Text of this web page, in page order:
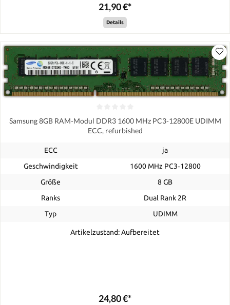
21,90 €*
Details
Samsung 8GB RAM-Modul DDR3 1600 MHz PC3-12800E UDIMM
ECC, refurbished
ECC
ja
Geschwindigkeit
1600 MHz PC3‑12800
Größe
8 GB
Ranks
Dual Rank 2R
Typ
UDIMM
Artikelzustand: Aufbereitet
24,80 €*